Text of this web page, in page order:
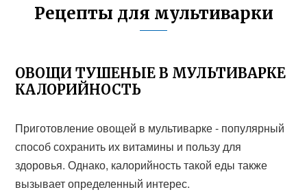
Рецепты для мультиварки
ОВОЩИ ТУШЕНЫЕ В МУЛЬТИВАРКЕ
КАЛОРИЙНОСТЬ
Приготовление овощей в мультиварке - популярный
способ сохранить их витамины и пользу для
здоровья. Однако, калорийность такой еды также
вызывает определенный интерес.